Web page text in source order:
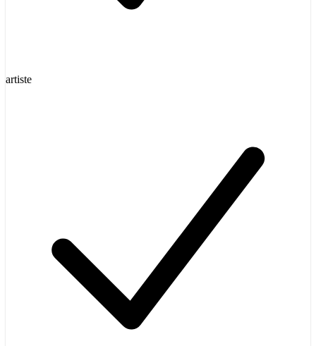
artiste